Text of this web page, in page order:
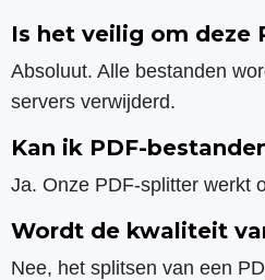
Is het veilig om deze
Absoluut. Alle bestanden
servers verwijderd.
Kan ik PDF-
Ja. Onze PDF-splitter werkt
Wordt de kwaliteit
Nee, het splitsen van een